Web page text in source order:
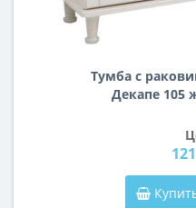
Тумба с
Декапе 105